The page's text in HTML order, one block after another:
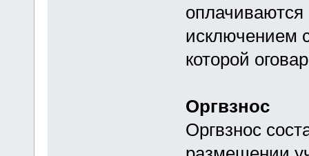
оплачиваются
исключением
которой
Оргвзнос
Оргвзнос